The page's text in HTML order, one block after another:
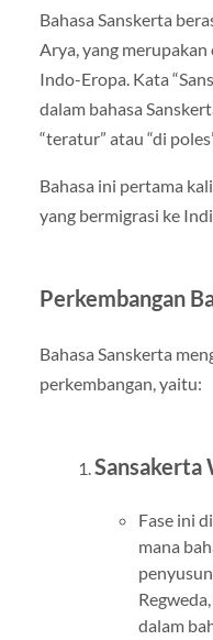
Bahasa Sanskerta
Arya, yang merupakan
Indo-Eropa. Kata
dalam bahasa
“teratur” atau “di
Bahasa ini pertama
yang bermigrasi ke
Perkembangan
Bahasa Sanskerta
perkembangan, yaitu:
Sansakerta
Fase ini
mana
dalam